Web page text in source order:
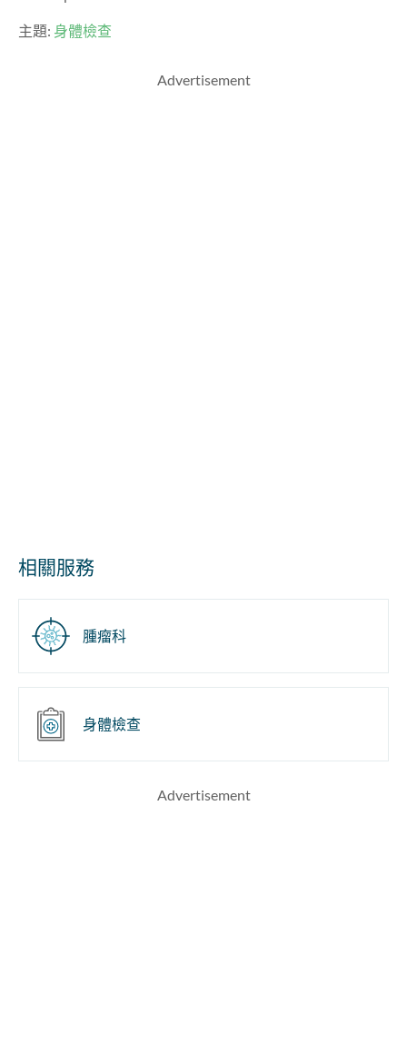
主題: 身體檢查
Advertisement
相關服務
腫瘤科
身體檢查
Advertisement